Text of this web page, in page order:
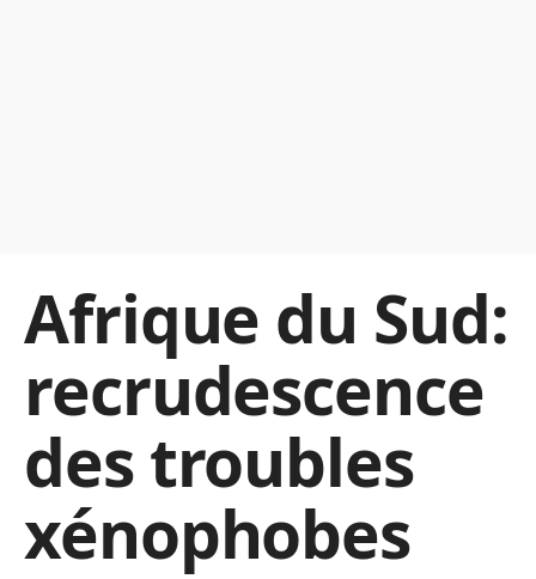
Afrique du Sud:
recrudescence
des troubles
xénophobes